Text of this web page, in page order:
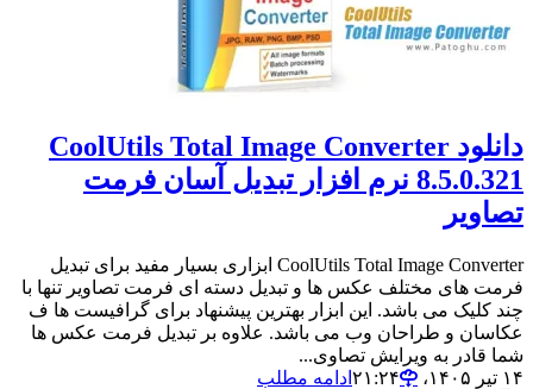
دانلود CoolUtils Total Image Converter
8.5.0.321 نرم افزار تبدیل آسان فرمت
تصاویر
CoolUtils Total Image Converter ابزاری بسیار مفید برای تبدیل
فرمت های مختلف عکس ها و تبدیل دسته ای فرمت تصاویر تنها با
چند کلیک می باشد. این ابزار بهترین پیشنهاد برای گرافیست ها ف
عکاسان و طراحان وب می باشد. علاوه بر تبدیل فرمت عکس ها
شما قادر به ویرایش تصاوی...
۱۴ تیر ۱۴۰۵،‏ ۲۱:۲۴
ادامه مطلب